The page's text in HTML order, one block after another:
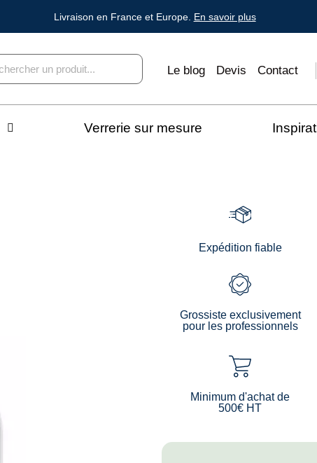
Livraison en France et Europe. En savoir plus
Le blog Devis Contact
Verrerie sur mesure
Expédition fiable
Grossiste exclusivement
pour les professionnels
Minimum d'achat de
500€ HT